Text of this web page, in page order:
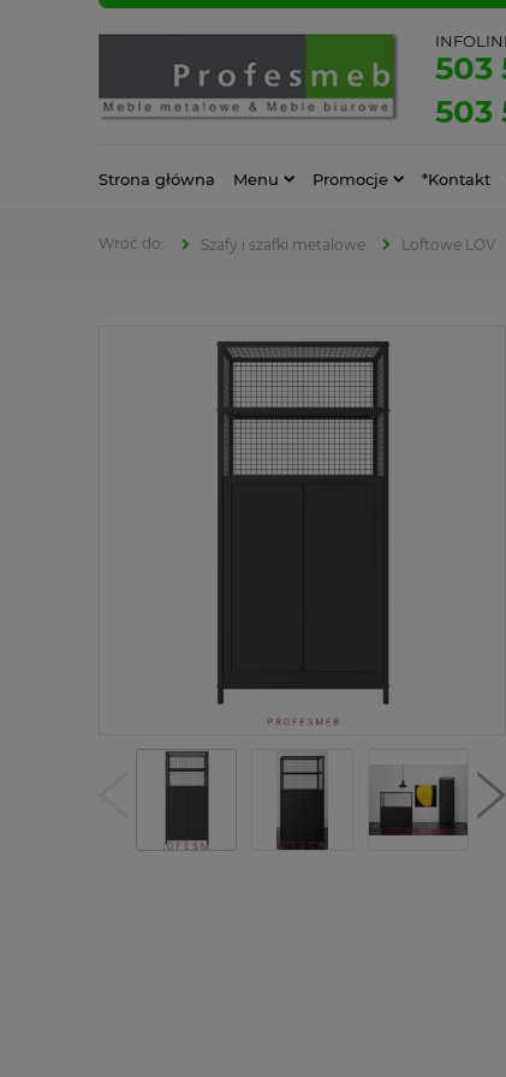
503
503
Strona główna Menu Promocje *Kontakt
Szafy i szafki metalowe Loftowe LOV